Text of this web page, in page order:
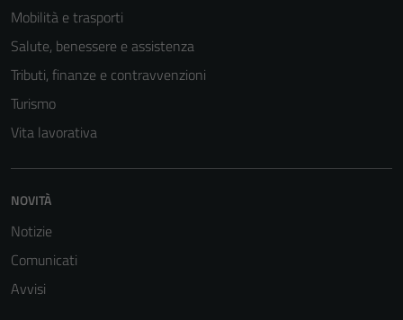
Mobilità e trasporti
Salute, benessere e assistenza
Tributi, finanze e contravvenzioni
Turismo
Vita lavorativa
NOVITÀ
Notizie
Comunicati
Avvisi